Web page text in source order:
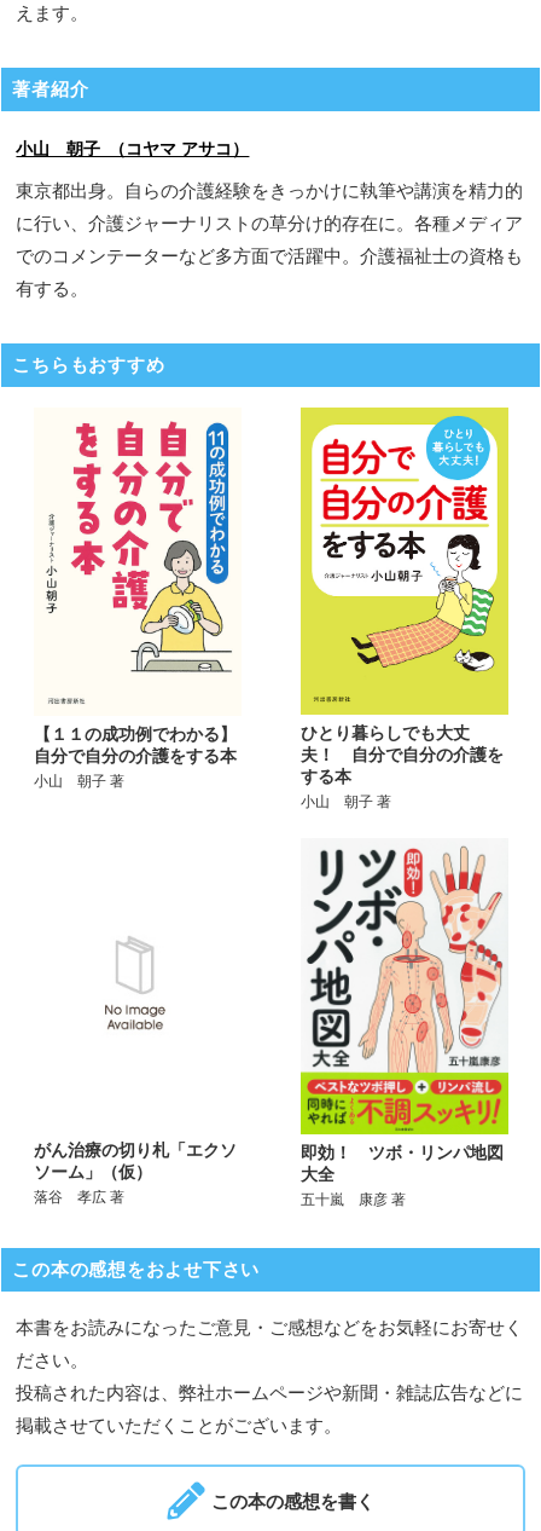
えます。
著者紹介
小山 朝子 （コヤマ アサコ）
東京都出身。自らの介護経験をきっかけに執筆や講演を精力的
に行い、介護ジャーナリストの草分け的存在に。各種メディア
でのコメンテーターなど多方面で活躍中。介護福祉士の資格も
有する。
こちらもおすすめ
【１１の成功例でわかる】
自分で自分の介護をする本
小山 朝子 著
ひとり暮らしでも大丈
夫！ 自分で自分の介護を
する本
小山 朝子 著
がん治療の切り札「エクソ
ソーム」（仮）
落谷 孝広 著
即効！ ツボ・リンパ地図
大全
五十嵐 康彦 著
この本の感想をおよせ下さい
本書をお読みになったご意見・ご感想などをお気軽にお寄せく
ださい。
投稿された内容は、弊社ホームページや新聞・雑誌広告などに
掲載させていただくことがございます。
この本の感想を書く